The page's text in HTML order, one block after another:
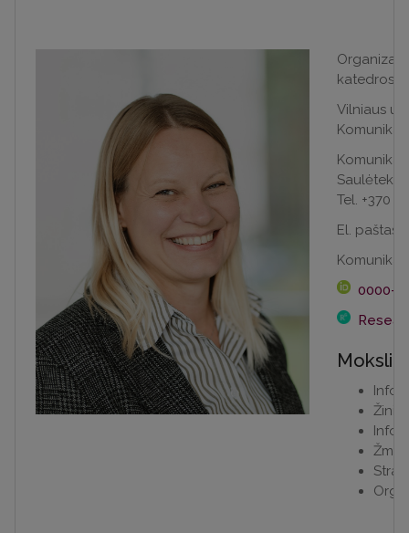
katedros
Vilniaus
Saulėtekio
Tel. +370 5
El. paštas
0000-
Žinių